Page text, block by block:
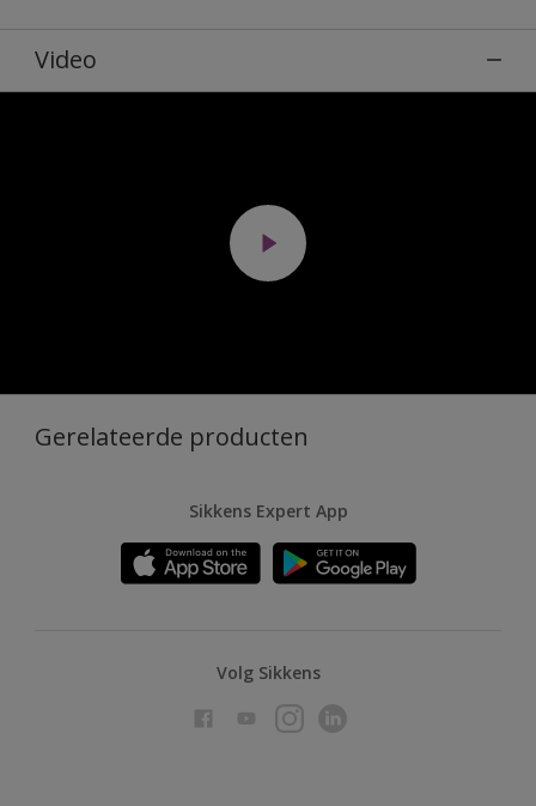
Video
Gerelateerde producten
Sikkens Expert App
Volg Sikkens